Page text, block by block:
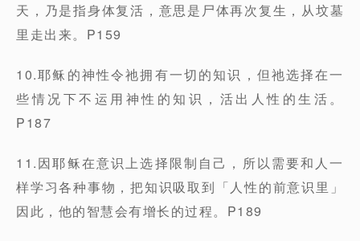
天，乃是指身体复活，意思是尸体再次复生，从坟墓
里走出来。P159
10.耶稣的神性令祂拥有一切的知识，但祂选择在一
些情况下不运用神性的知识，活出人性的生活。
P187
11.因耶稣在意识上选择限制自己，所以需要和人一
样学习各种事物，把知识吸取到「人性的前意识里」
因此，他的智慧会有增长的过程。P189